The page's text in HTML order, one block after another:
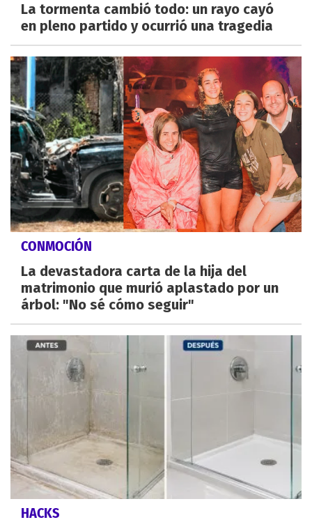
La tormenta cambió todo: un rayo cayó
en pleno partido y ocurrió una tragedia
CONMOCIÓN
La devastadora carta de la hija del
matrimonio que murió aplastado por un
árbol: "No sé cómo seguir"
HACKS